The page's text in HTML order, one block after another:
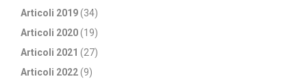
Articoli 2019(34)
Articoli 2020(19)
Articoli 2021 (27)
Articoli 2022(9)